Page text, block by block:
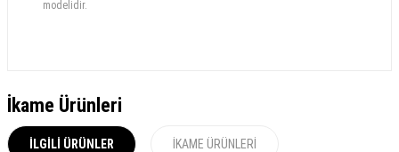
modelidir.
İkame Ürünleri
İLGILI ÜRÜNLER İKAME ÜRÜNLERI